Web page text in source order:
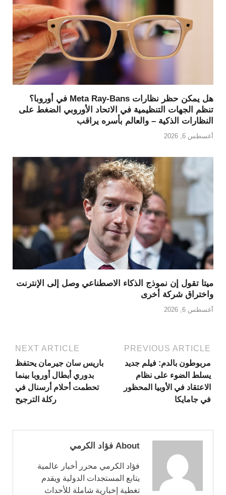
هل يمكن حظر نظارات Meta Ray-Bans في أوروبا؟
تنظم الجهات التنظيمية في الاتحاد الأوروبي الضغط على
النظارات الذكية – والعالم بأسره يراقب
أغسطس 6, 2026
ميتا تقول إن نموذج الذكاء الاصطناعي وصل إلى الإنترنت
واختراق شركة أخرى
أغسطس 6, 2026
PREVIOUS ARTICLE
مربوطون بالدم: فيلم جديد
يسلط الضوء على نظام
الاعتقاد في الأوبيا المحظور
في جامايكا
NEXT ARTICLE
باريس سان جيرمان يحتفظ
بدوري أبطال أوروبا بينما
تحطمت أحلام أرسنال في
ركلة الترجيح
About فؤاد الكرمي
فؤاد الكرمي محرر أخبار عالمية
يتابع المستجدات الدولية ويقدم
تغطية إخبارية شاملة للأحداث